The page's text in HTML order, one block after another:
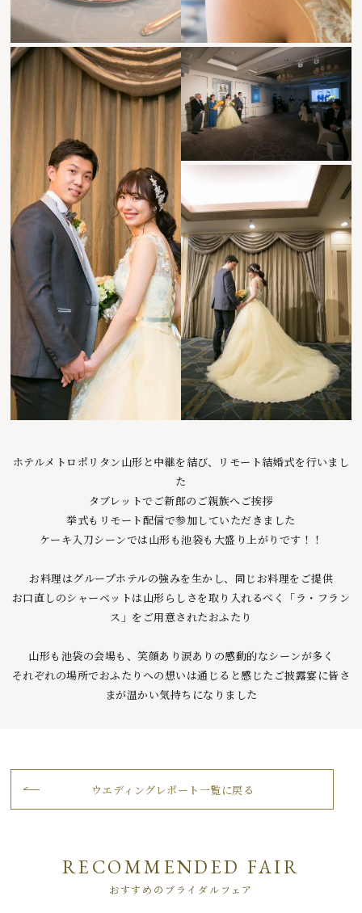
ホテルメトロポリタン山形と中継を結び、リモート結婚式を行いまし
た
タブレットでご新郎のご親族へご挨拶
挙式もリモート配信で参加していただきました
ケーキ入刀シーンでは山形も池袋も大盛り上がりです！！
お料理はグループホテルの強みを生かし、同じお料理をご提供
お口直しのシャーベットは山形らしさを取り入れるべく「ラ・フラン
ス」をご用意されたおふたり
山形も池袋の会場も、笑顔あり涙ありの感動的なシーンが多く
それぞれの場所でおふたりへの想いは通じると感じたご披露宴に皆さ
まが温かい気持ちになりました
ウエディングレポート一覧に戻る
RECOMMENDED FAIR
おすすめのブライダルフェア